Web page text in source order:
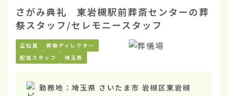
さがみ典礼 東岩槻駅前葬斎センターの葬
祭スタッフ/セレモニースタッフ
正社員
葬祭ディレクター
配送スタッフ
埼玉県
勤務地： 埼玉県 さいたま市 岩槻区東岩槻